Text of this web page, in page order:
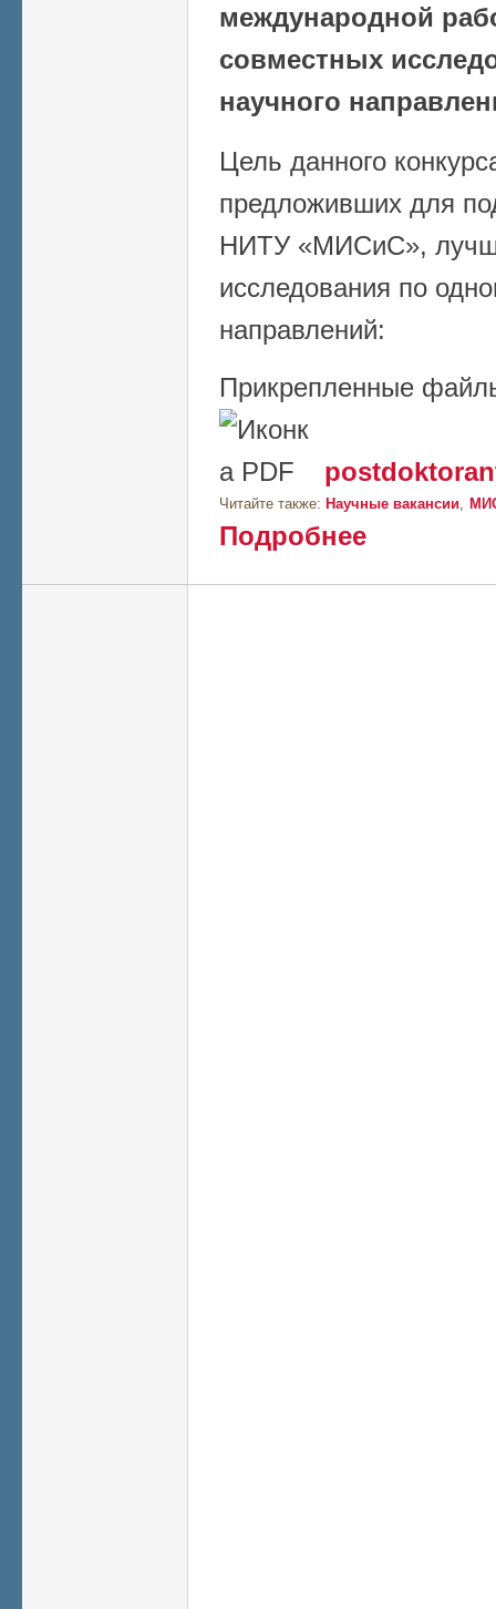
международной
совместных
научного
Цель данного
предложивших для
НИТУ «МИСиС»,
исследования по
направлений:
Прикрепленные
Читайте также: Научные вакансии
Подробнее